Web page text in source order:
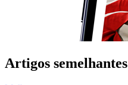
Artigos semelhantes